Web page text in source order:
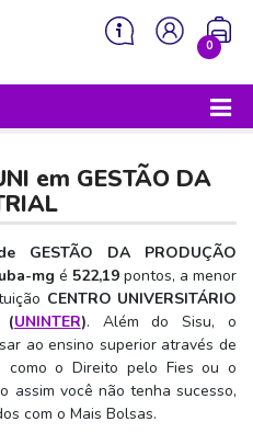
0
precisa saber
precisa saber
precisa saber
você precisa saber
em GESTÃO DA
DA PRODUÇÃO
mg é 522,19 pontos, a menor
CENTRO UNIVERSITÁRIO
(UNINTER). Além do Sisu, o
ao ensino superior através de
como o Direito pelo Fies ou o
assim você não tenha sucesso,
com o Mais Bolsas.